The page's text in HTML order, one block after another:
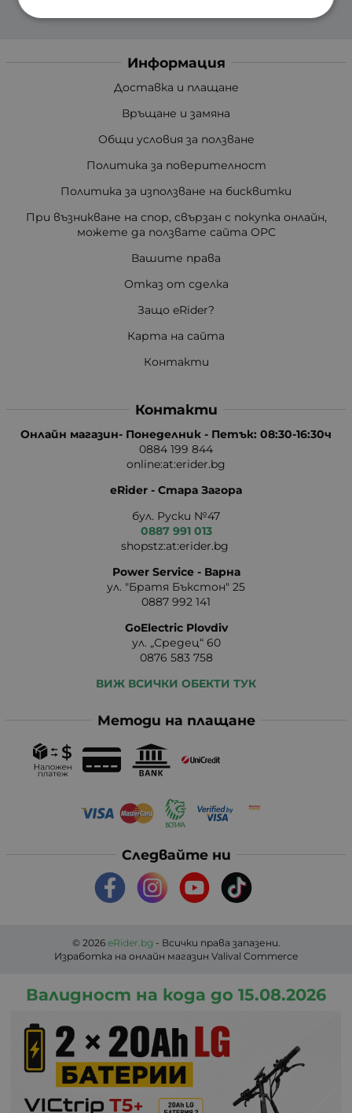
Информация
Доставка и плащане
Връщане и замяна
Общи условия за ползване
Политика за поверителност
Политика за използване на бисквитки
При възникване на спор, свързан с покупка онлайн,
можете да ползвате сайта ОРС
Вашите права
Отказ от сделка
Защо eRider?
Карта на сайта
Контакти
Контакти
Онлайн магазин- Понеделник - Петък: 08:30-16:30ч
0884 199 844
online:at:erider.bg
eRider - Стара Загора
бул. Руски №47
0887 991 013
shopstz:at:erider.bg
Power Service - Варна
ул. "Братя Бъкстон" 25
0887 992 141
GoElectric Plovdiv
ул. „Средец“ 60
0876 583 758
ВИЖ ВСИЧКИ ОБЕКТИ ТУК
Методи на плащане
Следвайте ни
© 2026 eRider.bg - Всички права запазени.
Изработка на онлайн магазин Valival Commerce
Валидност на кода до 15.08.2026